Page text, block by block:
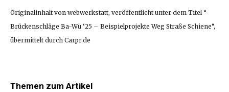
Originalinhalt von webwerkstatt, veröffentlicht unter dem Titel “
Brückenschläge Ba-Wü ‘25 – Beispielprojekte Weg Straße Schiene“,
übermittelt durch Carpr.de
Themen zum Artikel